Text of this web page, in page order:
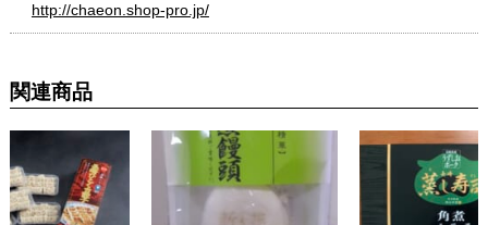
http://chaeon.shop-pro.jp/
関連商品